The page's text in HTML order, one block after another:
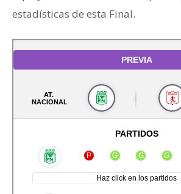
estadísticas de esta Final.